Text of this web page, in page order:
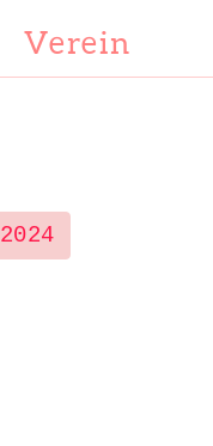
Verein
2024